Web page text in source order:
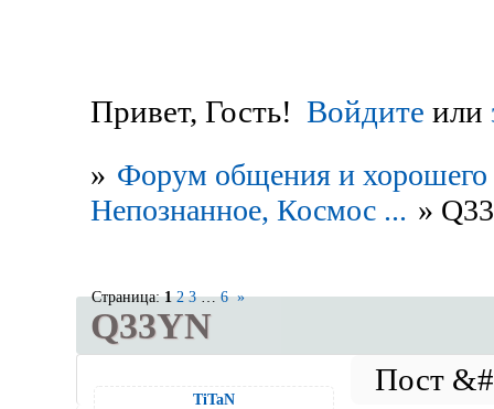
Привет, Гость! Войдите или
» Форум общения и хорошего
Непознанное, Космос ... »
Q33YN
Страница:1 2 3 … 6 »
TiTaN